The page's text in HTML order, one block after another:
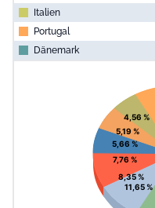
Italien
Portugal
Dänemark
Pie chart
View as data
11,65 %
8,35 %
7,76 %
5,66 %
5,19 %
4,56 %